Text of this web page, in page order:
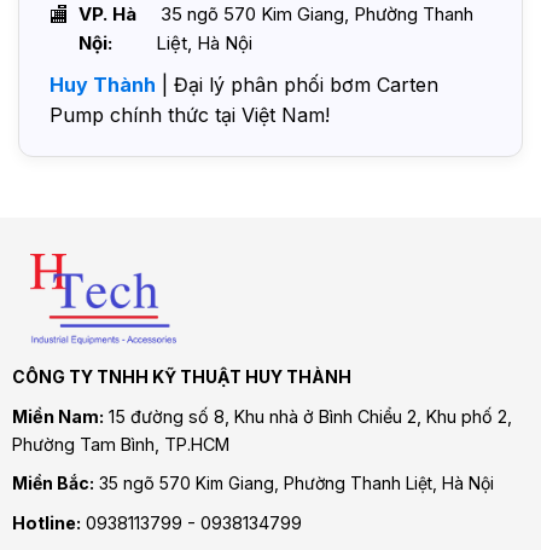
VP. Hà
Nội:
35 ngõ 570 Kim Giang, Phường Thanh
Liệt, Hà Nội
Huy Thành | Đại lý phân phối bơm Carten
Pump chính thức tại Việt Nam!
CÔNG TY TNHH KỸ THUẬT HUY THÀNH
Miền Nam: 15 đường số 8, Khu nhà ở Bình Chiểu 2, Khu phố 2,
Phường Tam Bình , TP.HCM
Miền Bắc: 35 ngõ 570 Kim Giang, Phường Thanh Liệt, Hà Nội
Hotline: 0938113799 - 0938134799